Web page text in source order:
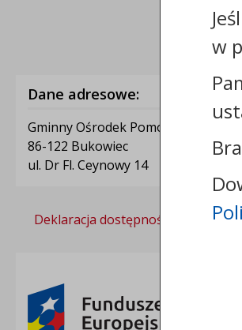
Dane adresowe:
Gminny Ośrodek Pomocy
86-122 Bukowiec
ul. Dr Fl. Ceynowy 14
Deklaracja dostępności Polityka
w